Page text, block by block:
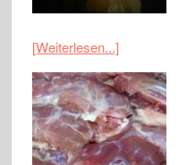
[Weiterlesen...]